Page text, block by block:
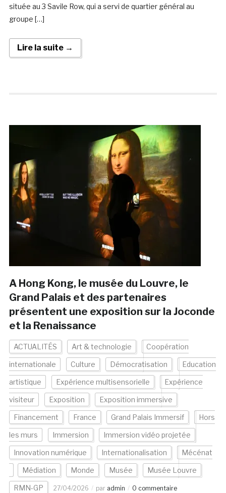
située au 3 Savile Row, qui a servi de quartier général au
groupe […]
Lire la suite →
A Hong Kong, le musée du Louvre, le
Grand Palais et des partenaires
présentent une exposition sur la Joconde
et la Renaissance
ACTUALITÉS Art & technologie Coopération
internationale Culture Démocratisation Education
artistique Expérience multisensorielle Expérience
visiteur Exposition Exposition immersive
Financement France Grand Palais Immersif Hors
les murs Immersion Immersion vidéo projetée
Innovation numérique Internationalisation Mécénat
Médiation Monde Musée Musée Louvre
RMN-GP 27/04/2026 par admin 0 commentaire